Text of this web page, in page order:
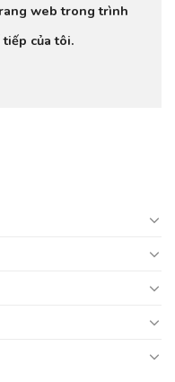
web trong trình
của tôi.